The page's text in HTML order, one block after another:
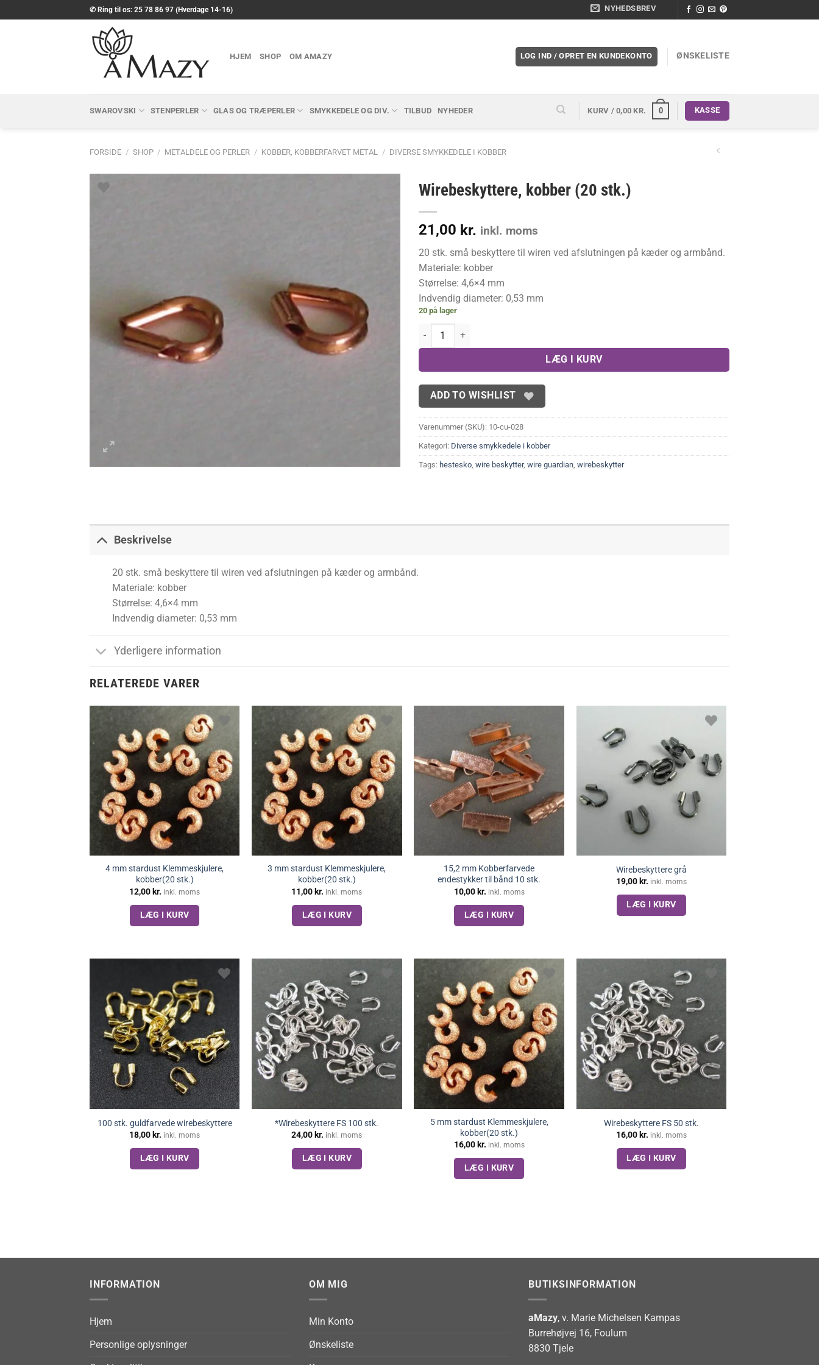
til
✆ Ring til os: 25 78 86 97 (Hverdage 14-16) NYHEDSBREV
HJEM SHOP OM AMAZY LOG IND / OPRET EN KUNDEKONTO ØNSKELISTE
SWAROVSKI STENPERLER GLAS OG TRÆPERLER SMYKKEDELE OG DIV. TILBUD NYHEDER KURV /0,00 KR. 0 KASSE
FORSIDE / SHOP / METALDELE OG PERLER / KOBBER, KOBBERFARVET METAL / DIVERSE SMYKKEDELE I KOBBER
Wirebeskyttere, kobber (20 stk.)
21,00 kr. inkl. moms
20 stk. små beskyttere til wiren ved afslutningen på kæder og armbånd.
Materiale: kobber
Størrelse: 4,6×4 mm
Indvendig diameter: 0,53 mm
20 på lager
Wirebeskyttere, kobber (20 stk.) antal
LÆG I KURV
ADD TO WISHLIST
Varenummer (SKU): 10-cu-028
Kategori: Diverse smykkedele i kobber
Tags: hestesko wire beskytter, wire guardian wirebeskytter
Beskrivelse
20 stk. små beskyttere til wiren ved afslutningen på kæder og armbånd.
Materiale: kobber
Størrelse: 4,6×4 mm
Indvendig diameter: 0,53 mm
Yderligere information
RELATEREDE VARER
4 mm stardust Klemmeskjulere,
kobber(20 stk.)
12,00 kr. inkl. moms
LÆG I KURV
3 mm stardust Klemmeskjulere,
kobber(20 stk.)
11,00 kr. inkl. moms
LÆG I KURV
15,2 mm Kobberfarvede
endestykker til bånd 10 stk.
10,00 kr. inkl. moms
LÆG I KURV
Wirebeskyttere grå
19,00kr. inkl. moms
LÆG I KURV
100 stk. guldfarvede wirebeskyttere
18,00 kr. inkl. moms
LÆG I KURV
*Wirebeskyttere FS 100 stk.
24,00 kr. inkl. moms
LÆG I KURV
5 mm stardust Klemmeskjulere,
kobber(20 stk.)
16,00kr. inkl. moms
LÆG I KURV
Wirebeskyttere FS 50 stk.
16,00 kr. inkl. moms
LÆG I KURV
INFORMATION
Hjem
Personlige oplysninger
OM MIG
Min Konto
Ønskeliste
BUTIKSINFORMATION
aMazy, v. Marie Michelsen Kampas
Burrehøjvej 16, Foulum
8830 Tjele